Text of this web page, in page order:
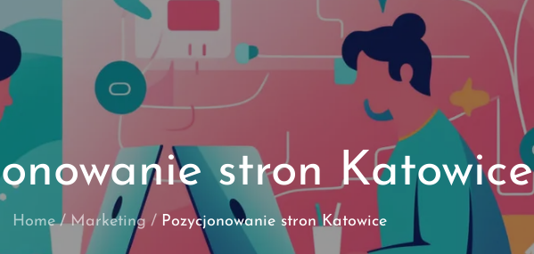
stron Katowice
Home Marketing Pozycjonowanie stron Katowice